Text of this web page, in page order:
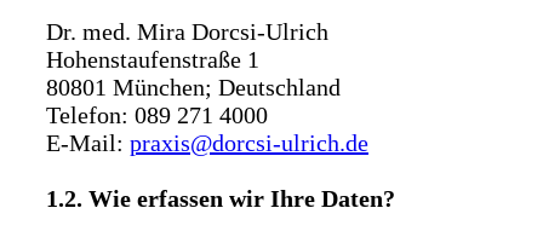
Dr. med. Mira Dorcsi-Ulrich
Hohenstaufenstraße 1
80801 München; Deutschland
Telefon: 089 271 4000
E-Mail: praxis@dorcsi-ulrich.de
1.2. Wie erfassen wir Ihre Daten?